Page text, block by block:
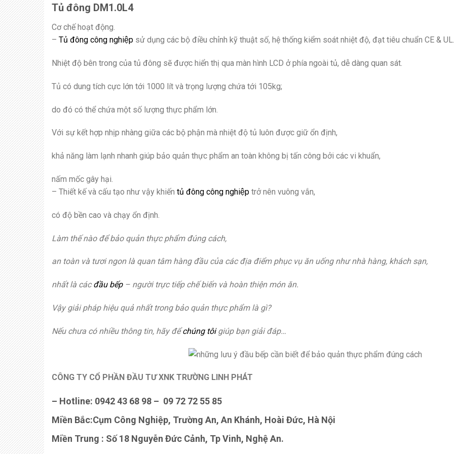
Tủ đông DM1.0L4
Cơ chế hoạt động.
– Tủ đông công nghiệp sử dụng các bộ điều chỉnh kỹ thuật số, hệ thống kiểm soát nhiệt độ, đạt tiêu chuẩn CE & UL.
Nhiệt độ bên trong của tủ đông sẽ được hiển thị qua màn hình LCD ở phía ngoài tủ, dễ dàng quan sát.
Tủ có dung tích cực lớn tới 1000 lít và trọng lượng chứa tới 105kg;
do đó có thể chứa một số lượng thực phẩm lớn.
Với sự kết hợp nhịp nhàng giữa các bộ phận mà nhiệt độ tủ luôn được giữ ổn định,
khả năng làm lạnh nhanh giúp bảo quản thực phẩm an toàn không bị tấn công bởi các vi khuẩn,
nấm mốc gây hại.
– Thiết kế và cấu tạo như vậy khiến tủ đông công nghiệp trở nên vuông vắn,
có độ bền cao và chạy ổn định.
Làm thế nào để bảo quản thực phẩm đúng cách,
an toàn và tươi ngon là quan tâm hàng đầu của các địa điểm phục vụ ăn uống như nhà hàng, khách sạn,
nhất là cácđầu bếp– người trực tiếp chế biến và hoàn thiện món ăn.
Vậy giải pháp hiệu quả nhất trong bảo quản thực phẩm là gì?
Nếu chưa có nhiều thông tin, hãy đểchúng tôigiúp bạn giải đáp…
CÔNG TY CỔ PHẦN ĐẦU TƯ XNK TRƯỜNG LINH PHÁT
– Hotline: 0942 43 68 98 – 09 72 72 55 85
Miền Bắc:Cụm Công Nghiệp, Trường An, An Khánh, Hoài Đức, Hà Nội
Miền Trung : Số 18 Nguyễn Đức Cảnh, Tp Vinh, Nghệ An.